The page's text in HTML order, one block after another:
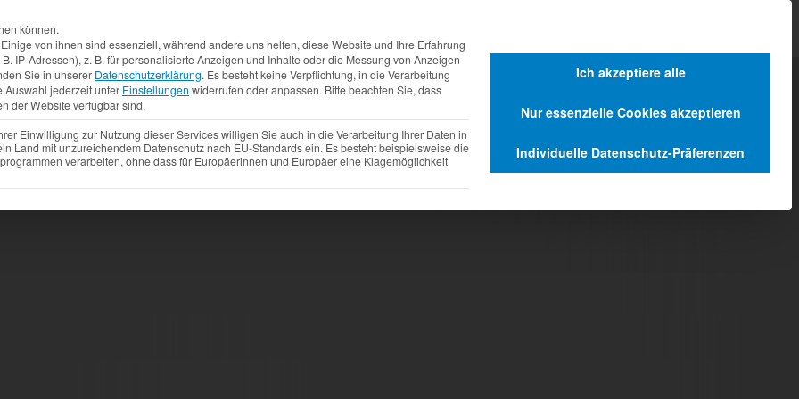
Aktuelles
können.
von ihnen sind essenziell, während andere uns helfen, diese Website und Ihre Erfahrung
IP-Adressen), z. B. für personalisierte Anzeigen und Inhalte oder die Messung von Anzeigen
Sie in unserer Datenschutzerklärung. Es besteht keine Verpflichtung, in die Verarbeitung
Auswahl jederzeit unter Einstellungen widerrufen oder anpassen. Bitte beachten Sie, dass
der Website verfügbar sind.
Einwilligung zur Nutzung dieser Services willigen Sie auch in die Verarbeitung Ihrer Daten in
Land mit unzureichendem Datenschutz nach EU-Standards ein. Es besteht beispielsweise die
verarbeiten, ohne dass für Europäerinnen und Europäer eine Klagemöglichkeit
Ich akzeptiere alle
Nur essenzielle Cookies akzeptieren
Individuelle Datenschutz-Präferenzen